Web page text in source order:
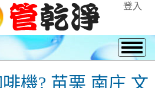
登入
機? 苗栗 南庄 文